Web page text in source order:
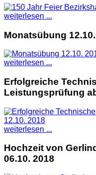
weiterlesen ...
Monatsübung
weiterlesen ...
Erfolgreiche
Leistungsprüfung
weiterlesen ...
Hochzeit von
06.10. 2018